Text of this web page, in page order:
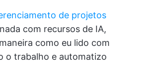
de projetos
com recursos de IA,
como eu lido com
o trabalho e automatizo